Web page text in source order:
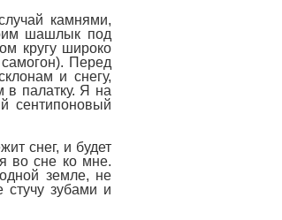
камнями,
шашлык под
кругу широко
Перед
и снегу,
в палатку. Я на
сентипоновый
снег, и будет
во сне ко мне.
земле, не
стучу зубами и